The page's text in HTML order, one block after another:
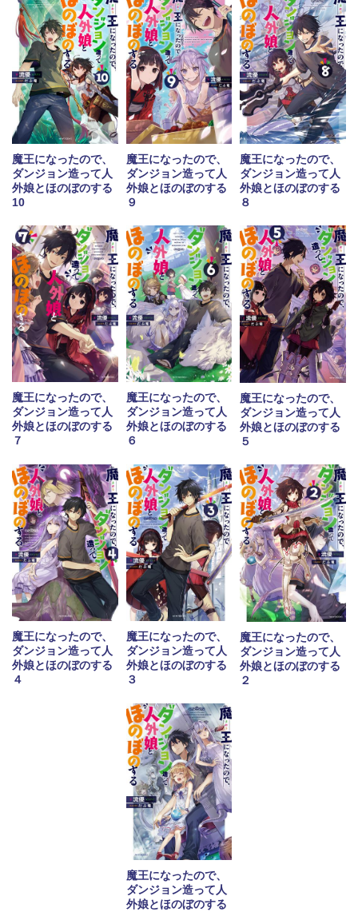
魔王になったので、
ダンジョン造って人
外娘とほのぼのする
10
魔王になったので、
ダンジョン造って人
外娘とほのぼのする
９
魔王になったので、
ダンジョン造って人
外娘とほのぼのする
８
魔王になったので、
ダンジョン造って人
外娘とほのぼのする
７
魔王になったので、
ダンジョン造って人
外娘とほのぼのする
６
魔王になったので、
ダンジョン造って人
外娘とほのぼのする
５
魔王になったので、
ダンジョン造って人
外娘とほのぼのする
４
魔王になったので、
ダンジョン造って人
外娘とほのぼのする
３
魔王になったので、
ダンジョン造って人
外娘とほのぼのする
２
魔王になったので、
ダンジョン造って人
外娘とほのぼのする